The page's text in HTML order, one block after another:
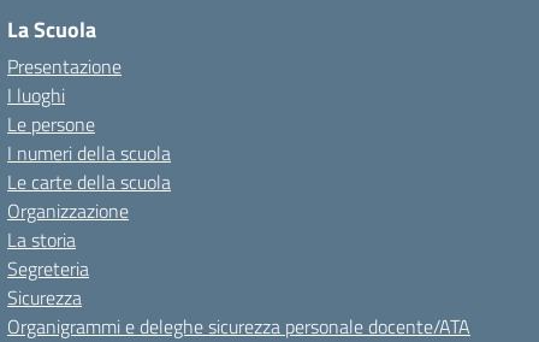
La Scuola
Presentazione
I luoghi
Le persone
I numeri della scuola
Le carte della scuola
Organizzazione
La storia
Segreteria
Sicurezza
Organigrammi e deleghe sicurezza personale docente/ATA